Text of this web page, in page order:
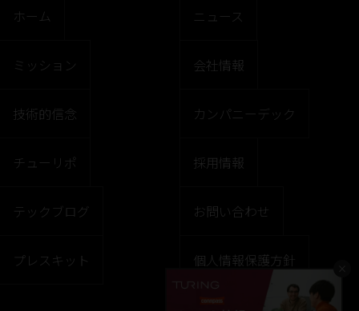
ホーム
ミッション
技術的信念
チューリポ
テックブログ
プレスキット
ニュース
会社情報
カンパニーデック
採用情報
お問い合わせ
個人情報保護方針